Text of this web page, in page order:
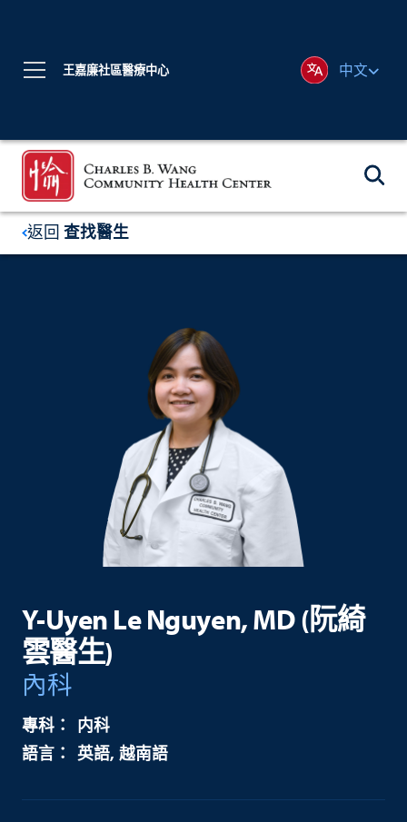
王嘉廉社區醫療中心 中文
返回 查找醫生
Y-Uyen Le Nguyen, MD (阮綺
雲醫生)
內科
内科
英語 越南語